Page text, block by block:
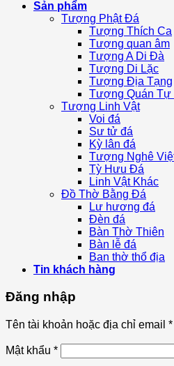
Sản phẩm
Tượng Phật Đá
Tượng Thích Ca
Tượng quan âm
Tượng A Di Đà
Tượng Di Lặc
Tượng Địa Tạng
Tượng Quán Tự
Tượng Linh Vật
Voi đá
Sư tử đá
Kỳ lân đá
Tượng Nghê
Tỳ Hưu Đá
Linh Vật Khác
Đồ Thờ Bằng Đá
Lư hương đá
Đèn đá
Bàn Thờ Thiên
Bàn lễ đá
Ban thờ thổ địa
Tin khách hàng
Đăng nhập
Tên tài khoản hoặc địa chỉ email *
Mật khẩu *